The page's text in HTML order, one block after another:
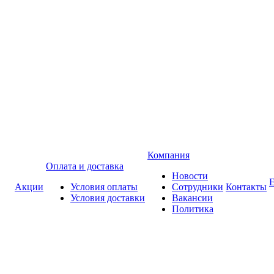
Акции
Оплата и доставка
Условия оплаты
Условия доставки
Компания
Новости
Сотрудники
Вакансии
Политика
Контакты